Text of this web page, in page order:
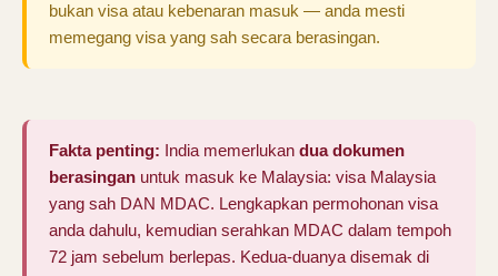
bukan visa atau kebenaran masuk — anda mesti
memegang visa yang sah secara berasingan.
Fakta penting: India memerlukan dua dokumen
berasingan untuk masuk ke Malaysia: visa Malaysia
yang sah DAN MDAC. Lengkapkan permohonan visa
anda dahulu, kemudian serahkan MDAC dalam tempoh
72 jam sebelum berlepas. Kedua-duanya disemak di